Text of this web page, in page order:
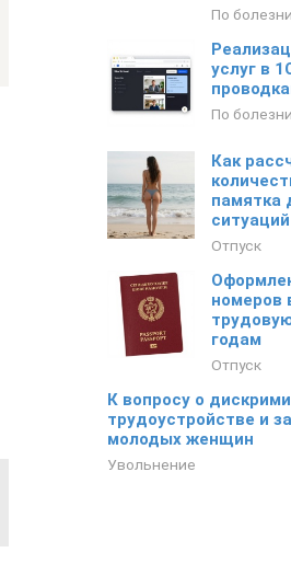
По болезни
услуг в
По болезни
Как
памятка
ситуаций
Отпуск
номеров
годам
Отпуск
К вопросу о
трудоустройстве и
молодых женщин
Увольнение